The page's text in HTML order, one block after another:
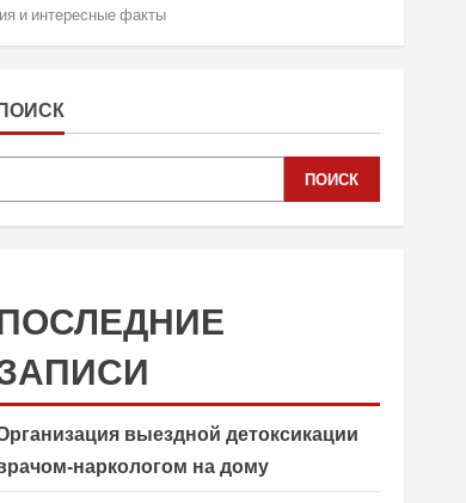
и интересные факты
ПОИСК
ПОИСК
выездной детоксикации
наркологом на дому